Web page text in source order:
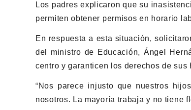
Los padres explicaron que su
permiten obtener permisos en horario
En respuesta a esta situación,
del ministro de Educación, Ángel
centro y garanticen los derechos de
“Nos parece injusto que nuestros
nosotros. La mayoría trabaja y no tiene